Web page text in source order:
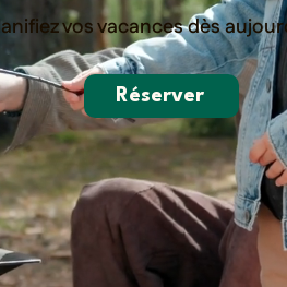
vos vacances dès
Réserver